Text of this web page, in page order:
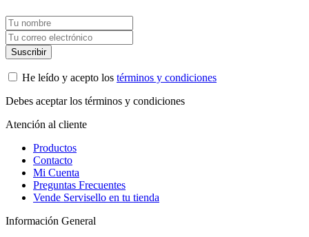
He leído y acepto los términos y condiciones
Debes aceptar los términos y condiciones
Atención al cliente
Productos
Contacto
Mi Cuenta
Preguntas Frecuentes
Vende Servisello en tu tienda
Información General